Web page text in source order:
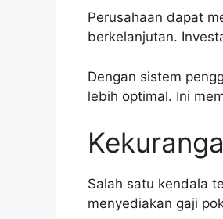
Perusahaan dapat
berkelanjutan.
Dengan sistem
lebih optimal. Ini
Salah satu kendala
menyediakan gaji